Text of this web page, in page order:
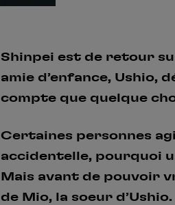
Shinpei est de retour
amie d’enfance, Ushio,
compte que quelque
Certaines personnes
accidentelle, pourquoi
Mais avant de pouvoir
de Mio, la soeur d’Ushio.